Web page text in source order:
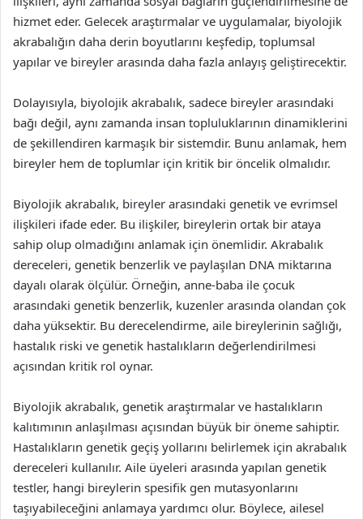
hizmet eder. Gelecek araştırmalar ve uygulamalar, biyolojik
akrabalığın daha derin boyutlarını keşfedip, toplumsal
yapılar ve bireyler arasında daha fazla anlayış geliştirecektir.
Dolayısıyla, biyolojik akrabalık, sadece bireyler arasındaki
bağı değil, aynı zamanda insan topluluklarının dinamiklerini
de şekillendiren karmaşık bir sistemdir. Bunu anlamak, hem
bireyler hem de toplumlar için kritik bir öncelik olmalıdır.
Biyolojik akrabalık, bireyler arasındaki genetik ve evrimsel
ilişkileri ifade eder. Bu ilişkiler, bireylerin ortak bir ataya
sahip olup olmadığını anlamak için önemlidir. Akrabalık
dereceleri, genetik benzerlik ve paylaşılan DNA miktarına
dayalı olarak ölçülür. Örneğin, anne-baba ile çocuk
arasındaki genetik benzerlik, kuzenler arasında olandan çok
daha yüksektir. Bu derecelendirme, aile bireylerinin sağlığı,
hastalık riski ve genetik hastalıkların değerlendirilmesi
açısından kritik rol oynar.
Biyolojik akrabalık, genetik araştırmalar ve hastalıkların
kalıtımının anlaşılması açısından büyük bir öneme sahiptir.
Hastalıkların genetik geçiş yollarını belirlemek için akrabalık
dereceleri kullanılır. Aile üyeleri arasında yapılan genetik
testler, hangi bireylerin spesifik gen mutasyonlarını
taşıyabileceğini anlamaya yardımcı olur. Böylece, ailesel